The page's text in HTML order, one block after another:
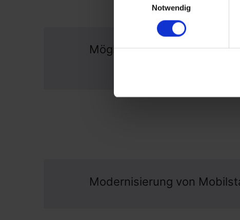
Notwendig
Mögliche Förderung bis zu
Modernisierung von